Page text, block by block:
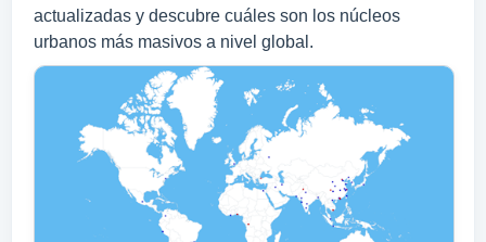
actualizadas y descubre cuáles son los núcleos
urbanos más masivos a nivel global.